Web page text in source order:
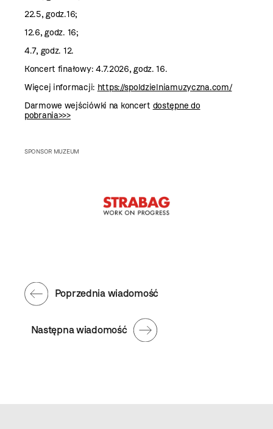
22.5, godz.16;
12.6, godz. 16;
4.7, godz. 12.
Koncert finałowy: 4.7.2026, godz. 16.
Więcej informacji: https://spoldzielniamuzyczna.com/
Darmowe wejściówki na koncert dostępne do
pobrania>>>
SPONSOR MUZEUM
Następna wiadomość
Poprzednia wiadomość